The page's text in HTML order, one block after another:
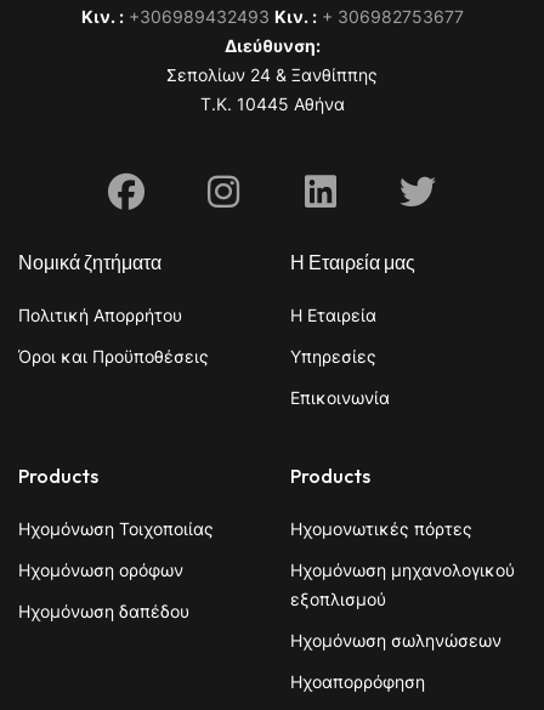
Κιν. : +306989432493 Κιν. : + 306982753677
Διεύθυνση:
Σεπολίων 24 & Ξανθίππης
T.K. 10445 Αθήνα
FacebookInstagram
Linkedin
X
Νομικά ζητήματα
Πολιτική Απορρήτου
Όροι και Προϋποθέσεις
Η Εταιρεία μας
Η Εταιρεία
Υπηρεσίες
Επικοινωνία
Products
Ηχομόνωση Τοιχοποιίας
Ηχομόνωση ορόφων
Ηχομόνωση δαπέδου
Products
Ηχομονωτικές πόρτες
Ηχομόνωση μηχανολογικού
εξοπλισμού
Ηχομόνωση σωληνώσεων
Ηχοαπορρόφηση